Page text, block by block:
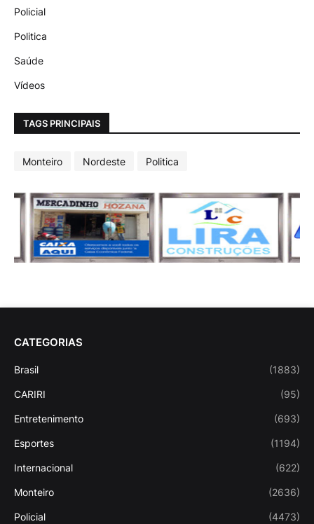
Policial
Politica
Saúde
Vídeos
TAGS PRINCIPAIS
Monteiro Nordeste Politica
CATEGORIAS
Brasil (1883)
CARIRI (95)
Entretenimento (693)
Esportes (1194)
Internacional (622)
Monteiro (2636)
Policial (4473)